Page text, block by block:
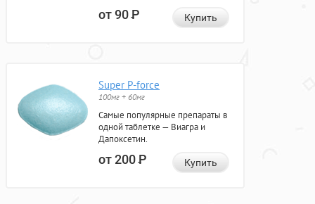
от 90Р Купить
Super P-force
100мг + 60мг
Самые популярные препараты в
одной таблетке — Виагра и
Дапоксетин.
от 200Р Купить